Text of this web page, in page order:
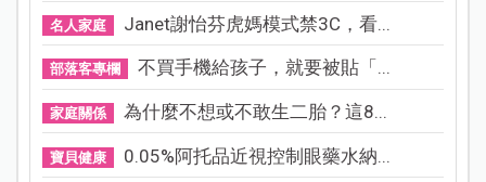
名人家庭 Janet謝怡芬虎媽模式禁3C，看...
部落客專欄 不買手機給孩子，就要被貼「...
家庭關係 為什麼不想或不敢生二胎？這8...
寶貝健康 0.05%阿托品近視控制眼藥水納...